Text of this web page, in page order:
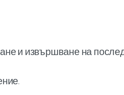
и извършване на